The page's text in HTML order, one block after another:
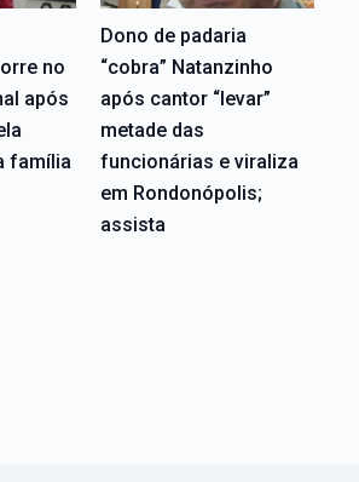
no
após
família
Dono de padaria
“cobra” Natanzinho
após cantor “levar”
metade das
funcionárias e viraliza
em Rondonópolis;
assista